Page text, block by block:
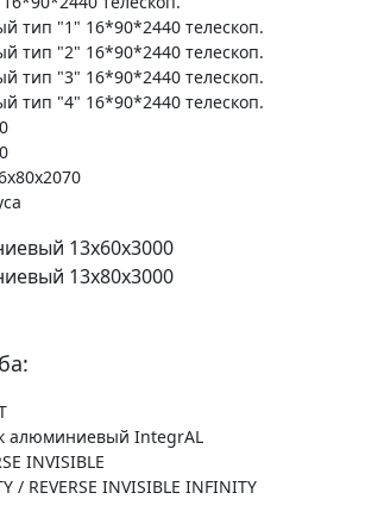
тип "1" 16*90*2440 телескоп.
тип "2" 16*90*2440 телескоп.
тип "3" 16*90*2440 телескоп.
тип "4" 16*90*2440 телескоп.
13х60х3000
13х80х3000
алюминиевый IntegrAL
INVISIBLE
/ REVERSE INVISIBLE INFINITY